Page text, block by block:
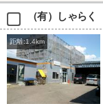
（有）しゃらく
距離:1.4km